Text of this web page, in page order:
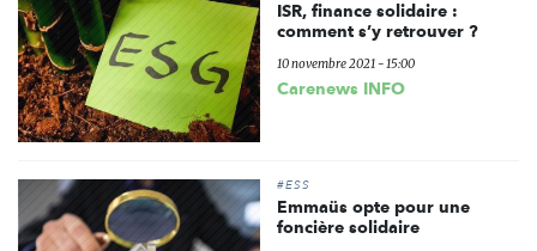
ISR, finance solidaire :
comment s’y retrouver ?
10 novembre 2021 - 15:00
Carenews INFO
#ESS
Emmaüs opte pour une
foncière solidaire